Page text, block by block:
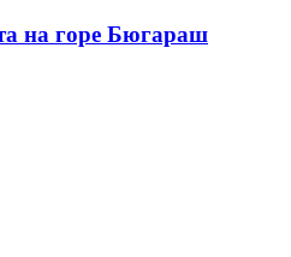
на горе Бюгараш